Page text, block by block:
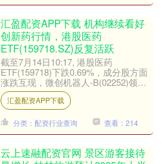
汇盈配资APP下载 机构继续看好
创新药行情，港股医药
ETF(159718.SZ)反复活跃
截至7月14日10:17, 港股医药
ETF(159718)下跌0.69%，成分股方面
涨跌互现，微创机器人-B(02252)领涨
8.20%，丽珠医药(01513)....
汇盈配资APP下载
分类：配资行业查询 查看：214
云上速融配资官网 景区游客接待